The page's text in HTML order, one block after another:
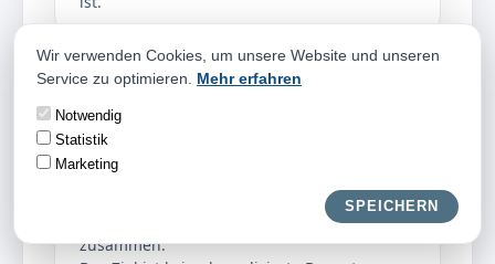
Faire Einschätzung
Eine faire Einschätzung betrachtet nicht nur
einzelne Schäden, sondern das gesamte
Fahrzeug. Beim Autoankauf Strohn zählen
Pflegezustand, Ausstattung, Nachfrage,
Reparaturaufwand und Verwertbarkeit
zusammen.
Wir verwenden Cookies, um unsere Website und unseren
Service zu optimieren. Mehr erfahren
Notwendig
Statistik
Marketing
SPEICHERN